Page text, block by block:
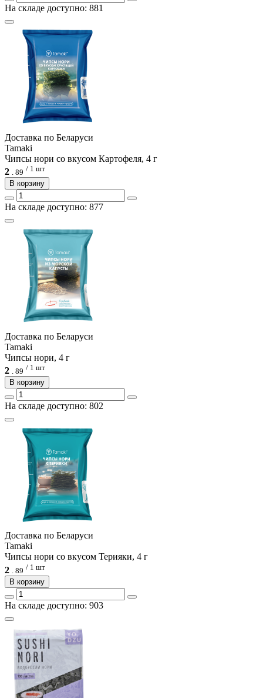
На складе доступно: 881
Доcтавка по Беларуси
Tamaki
Чипсы нори со вкусом Картофеля, 4 г
2 . 89 / 1 шт
В корзину
На складе доступно: 877
Доcтавка по Беларуси
Tamaki
Чипсы нори, 4 г
2 . 89 / 1 шт
В корзину
На складе доступно: 802
Доcтавка по Беларуси
Tamaki
Чипсы нори со вкусом Терияки, 4 г
2
89 / 1 шт
В корзину
На складе доступно: 903